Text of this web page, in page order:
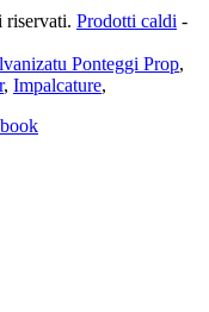
Prodotti caldi -
Ponteggi Prop,
, Impalcature,